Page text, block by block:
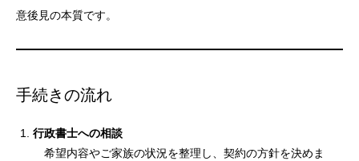
意後見の本質です。
手続きの流れ
行政書士への相談
希望内容やご家族の状況を整理し、契約の方針を決めま